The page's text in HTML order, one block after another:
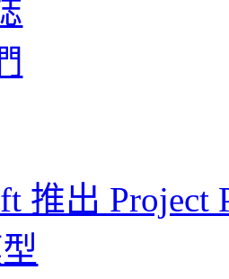
推出 Project